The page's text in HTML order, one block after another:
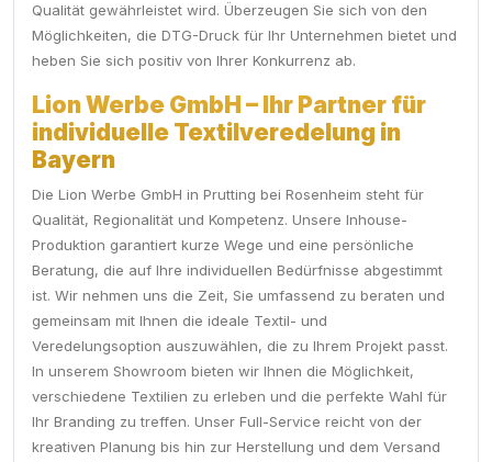
Qualität gewährleistet wird. Überzeugen Sie sich von den
Möglichkeiten, die DTG-Druck für Ihr Unternehmen bietet und
heben Sie sich positiv von Ihrer Konkurrenz ab.
Lion Werbe GmbH – Ihr Partner für
individuelle Textilveredelung in
Bayern
Die Lion Werbe GmbH in Prutting bei Rosenheim steht für
Qualität, Regionalität und Kompetenz. Unsere Inhouse-
Produktion garantiert kurze Wege und eine persönliche
Beratung, die auf Ihre individuellen Bedürfnisse abgestimmt
ist. Wir nehmen uns die Zeit, Sie umfassend zu beraten und
gemeinsam mit Ihnen die ideale Textil- und
Veredelungsoption auszuwählen, die zu Ihrem Projekt passt.
In unserem Showroom bieten wir Ihnen die Möglichkeit,
verschiedene Textilien zu erleben und die perfekte Wahl für
Ihr Branding zu treffen. Unser Full-Service reicht von der
kreativen Planung bis hin zur Herstellung und dem Versand